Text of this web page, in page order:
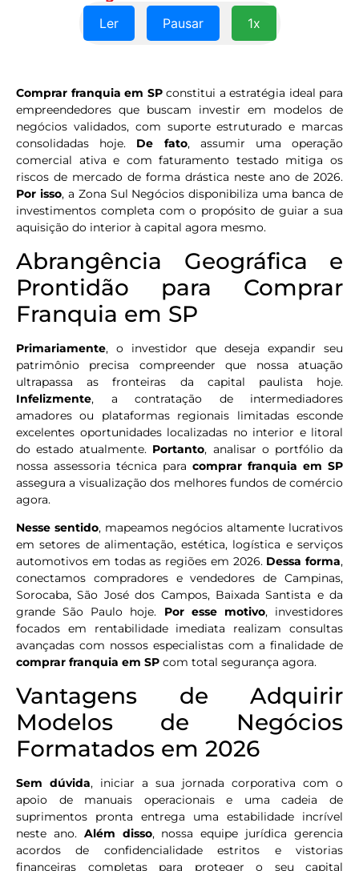
Ler Pausar 1x
Comprar franquia em SPconstitui a estratégia ideal para
empreendedores que buscam investir em modelos de
negócios validados, com suporte estruturado e marcas
consolidadas hoje. De fato, assumir uma operação
comercial ativa e com faturamento testado mitiga os
riscos de mercado de forma drástica neste ano de 2026.
Por isso, a Zona Sul Negócios disponibiliza uma banca de
investimentos completa com o propósito de guiar a sua
aquisição do interior à capital agora mesmo.
Abrangência Geográfica e
Prontidão para Comprar
Franquia em SP
Primariamente, o investidor que deseja expandir seu
patrimônio precisa compreender que nossa atuação
ultrapassa as fronteiras da capital paulista hoje.
Infelizmente, a contratação de intermediadores
amadores ou plataformas regionais limitadas esconde
excelentes oportunidades localizadas no interior e litoral
do estado atualmente. Portanto, analisar o portfólio da
nossa assessoria técnica para comprar franquia em SP
assegura a visualização dos melhores fundos de comércio
agora.
Nesse sentido, mapeamos negócios altamente lucrativos
em setores de alimentação, estética, logística e serviços
automotivos em todas as regiões em 2026. Dessa forma,
conectamos compradores e vendedores de Campinas,
Sorocaba, São José dos Campos, Baixada Santista e da
grande São Paulo hoje. Por esse motivo, investidores
focados em rentabilidade imediata realizam consultas
avançadas com nossos especialistas com a finalidade de
comprar franquia em SP com total segurança agora.
Vantagens de Adquirir
Modelos de Negócios
Formatados em 2026
Sem dúvida, iniciar a sua jornada corporativa com o
apoio de manuais operacionais e uma cadeia de
suprimentos pronta entrega uma estabilidade incrível
neste ano. Além disso, nossa equipe jurídica gerencia
acordos de confidencialidade estritos e vistorias
financeiras completas para proteger o seu capital